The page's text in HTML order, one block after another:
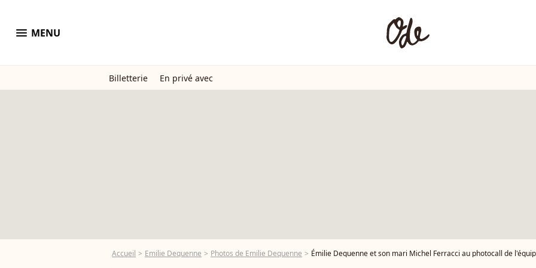
menu MENU
Billetterie En privé avec
Accueil Emilie Dequenne Photos de Emilie Dequenne Émilie Dequenne et son mari Michel Ferracci au photocall de l'équipe du film "Survivre" au cinéma UGC